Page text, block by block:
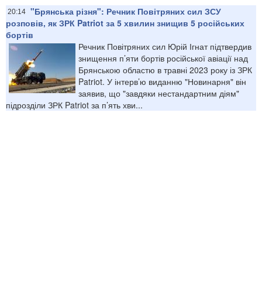
20:14 "Брянська різня": Речник Повітряних сил ЗСУ
розповів, як ЗРК Patriot за 5 хвилин знищив 5 російських
бортів
Речник Повітряних сил Юрій Ігнат підтвердив
знищення п’яти бортів російської авіації над
Брянською областю в травні 2023 року із ЗРК
Patriot. У інтерв’ю виданню "Новинарня" він
заявив, що "завдяки нестандартним діям"
підрозділи ЗРК Patriot за п’ять хви...